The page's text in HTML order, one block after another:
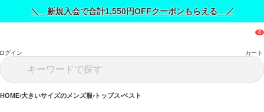
＼ 新規入会で合計1,550円OFFクーポンもらえる ／
グイン カート
HOME 大きいサイズのメンズ服 トップス ベスト